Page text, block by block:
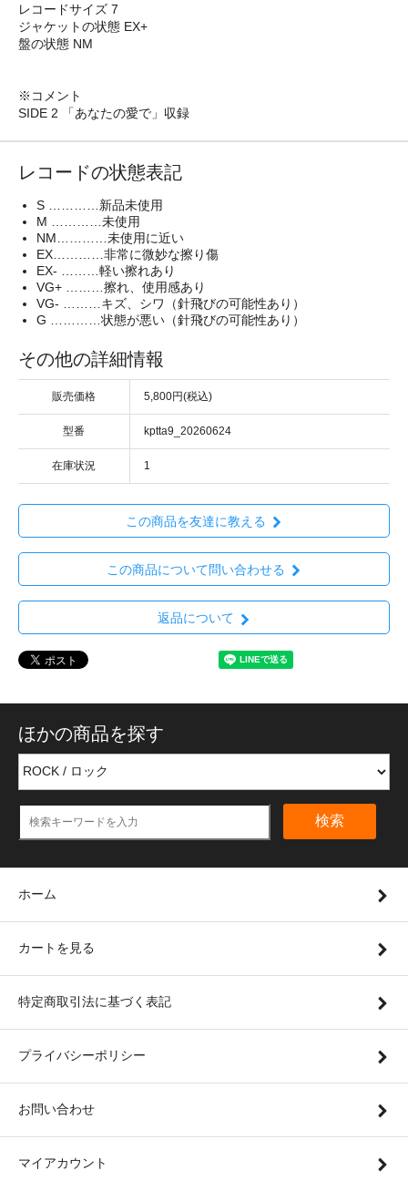
レコードサイズ 7
ジャケットの状態 EX+
盤の状態 NM
※コメント
SIDE 2 「あなたの愛で」収録
レコードの状態表記
S …………新品未使用
M …………未使用
NM…………未使用に近い
EX…………非常に微妙な擦り傷
EX- ………軽い擦れあり
VG+ ………擦れ、使用感あり
VG- ………キズ、シワ（針飛びの可能性あり）
G …………状態が悪い（針飛びの可能性あり）
その他の詳細情報
販売価格 5,800円(税込)
型番 kptta9_20260624
在庫状況 1
この商品を友達に教える
この商品について問い合わせる
返品について
ほかの商品を探す
検索
ホーム
カートを見る
特定商取引法に基づく表記
プライバシーポリシー
お問い合わせ
マイアカウント